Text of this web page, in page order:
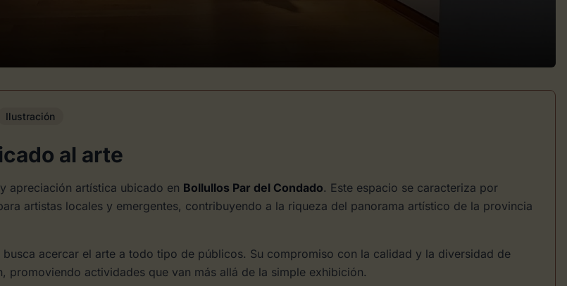
Ilustración
al arte
apreciación artística ubicado en Bollullos Par del Condado. Este espacio se caracteriza por
artistas locales y emergentes, contribuyendo a la riqueza del panorama artístico de la provincia
acercar el arte a todo tipo de públicos. Su compromiso con la calidad y la diversidad de
promoviendo actividades que van más allá de la simple exhibición.